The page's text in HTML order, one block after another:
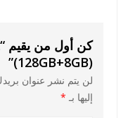
(128GB+8GB)”
لن يتم نشر عنوان
إليها بـ *